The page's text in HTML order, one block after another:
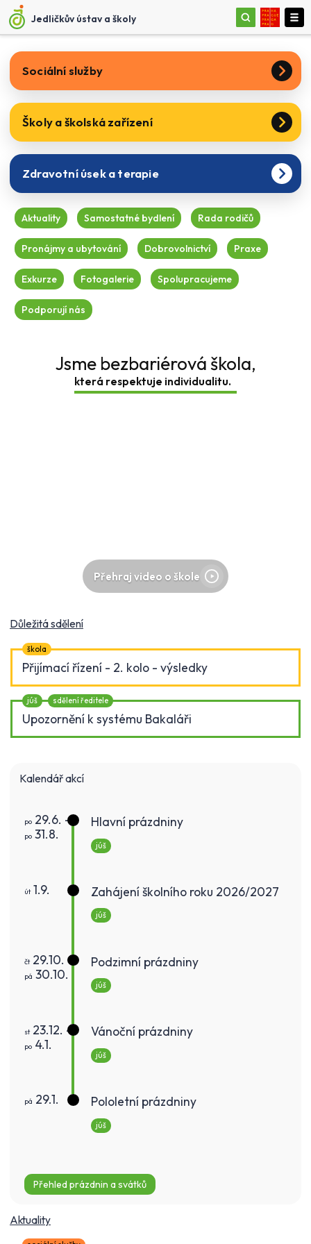
Jedličkův ústav a školy
Sociální služby
Školy a školská zařízení
Zdravotní úsek a terapie
Aktuality Samostatné bydlení Rada rodičů
Pronájmy a ubytování Dobrovolnictví Praxe
Exkurze Fotogalerie Spolupracujeme
Podporují nás
Jsme bezbariérová škola,
která respektuje individu
Přehraj video o škole
Aktuality
Důležitá sdělení
škola
Přijímací řízení - 2. kolo - výsledky
júš sdělení ředitele
Upozornění k systému Bakaláři
Kalendář akcí
po 29.6. -
po 31.8.
Hlavní prázdniny
júš
út1.9. Zahájení školního roku 2026/2027
júš
čt29.10. -
pá 30.10.
Podzimní prázdniny
júš
st23.12. -
po 4.1.
Vánoční prázdniny
júš
pá 29.1. Pololetní prázdniny
júš
Přehled prázdnin a svátků